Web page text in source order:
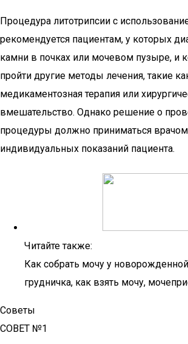
Процедура литотрипсии с
рекомендуется пациентам, у которых
камни в почках или мочевом пузыре, и
пройти другие методы лечения, такие
медикаментозная терапия или
вмешательство. Однако решение о
процедуры должно приниматься
индивидуальных показаний пациента.
Читайте также:
Как собрать мочу у
грудничка, как взять мочу,
Советы
СОВЕТ №1